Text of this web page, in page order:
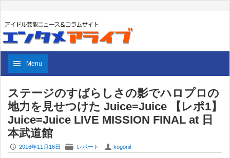
Menu
ステージのすばらしさの影でハロプロの
地力を見せつけた Juice=Juice 【レポ1】
Juice=Juice LIVE MISSION FINAL at 日
本武道館
P 2016年11月16日 F レポート U kogonil